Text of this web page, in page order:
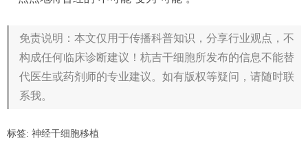
免责说明：本文仅用于传播科普知识，分享行业观点，不
构成任何临床诊断建议！杭吉干细胞所发布的信息不能替
代医生或药剂师的专业建议。如有版权等疑问，请随时联
系我。
标签: 神经干细胞移植